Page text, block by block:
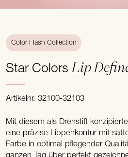
Color Flash Collection
Star ColorsLip
Artikelnr. 32100-32103
Mit diesem als Drehstift
eine präzise Lippenkontur mit
Farbe in optimal pflegender
ganzen Tag über perfekt